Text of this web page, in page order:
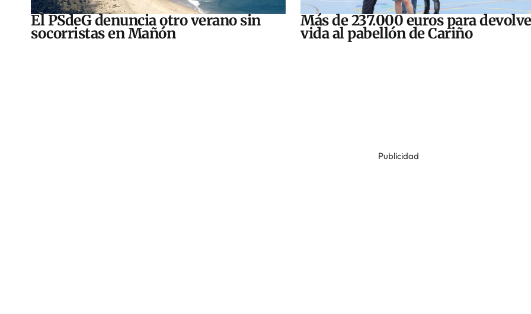
El PSdeG denuncia otro verano sin
socorristas en Mañón
Más de 237.000 euros para
vida al pabellón de Cariño
Publicidad